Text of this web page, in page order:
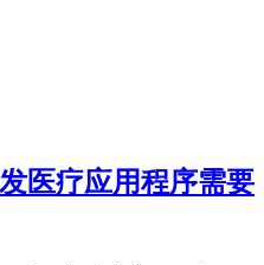
医疗应用程序需要